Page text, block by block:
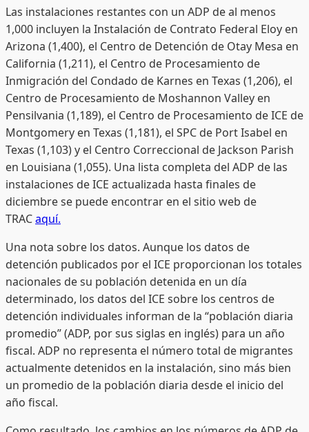
Las instalaciones restantes con un ADP de al menos
1,000 incluyen la Instalación de Contrato Federal Eloy en
Arizona (1,400), el Centro de Detención de Otay Mesa en
California (1,211), el Centro de Procesamiento de
Inmigración del Condado de Karnes en Texas (1,206), el
Centro de Procesamiento de Moshannon Valley en
Pensilvania (1,189), el Centro de Procesamiento de ICE de
Montgomery en Texas (1,181), el SPC de Port Isabel en
Texas (1,103) y el Centro Correccional de Jackson Parish
en Louisiana (1,055). Una lista completa del ADP de las
instalaciones de ICE actualizada hasta finales de
diciembre se puede encontrar en el sitio web de
TRACaquí.
Una nota sobre los datos. Aunque los datos de
detención publicados por el ICE proporcionan los totales
nacionales de su población detenida en un día
determinado, los datos del ICE sobre los centros de
detención individuales informan de la “población diaria
promedio” (ADP, por sus siglas en inglés) para un año
fiscal. ADP no representa el número total de migrantes
actualmente detenidos en la instalación, sino más bien
un promedio de la población diaria desde el inicio del
año fiscal.